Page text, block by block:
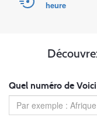
heure
Quel numéro de